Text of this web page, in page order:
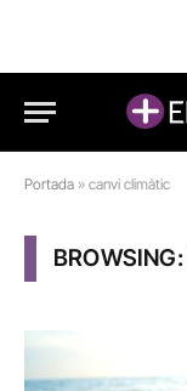
Portada » canvi climàtic
BROWSING: